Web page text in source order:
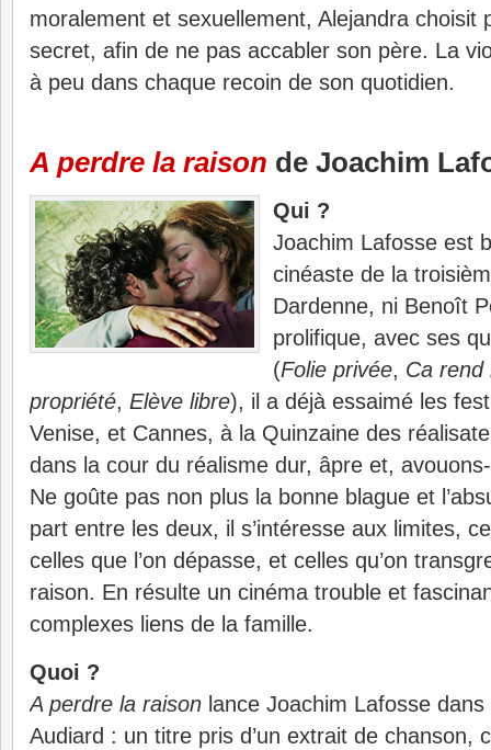
moralement et sexuellement, Alejandra choisit
secret, afin de ne pas accabler son père. La
à peu dans chaque recoin de son quotidien.
A perdre la raison de Joachim
Qui ?
Joachim Lafosse est
cinéaste de la
Dardenne, ni Benoît
prolifique, avec ses
(Folie privée, Ca rend
propriété, Elève libre), il a déjà essaimé les
Venise, et Cannes, à la Quinzaine des
dans la cour du réalisme dur, âpre et,
Ne goûte pas non plus la bonne blague et
part entre les deux, il s’intéresse aux limites,
celles que l’on dépasse, et celles qu’on
raison. En résulte un cinéma trouble et
complexes liens de la famille.
Quoi ?
A perdre la raison lance Joachim Lafosse
Audiard : un titre pris d’un extrait de chanson,